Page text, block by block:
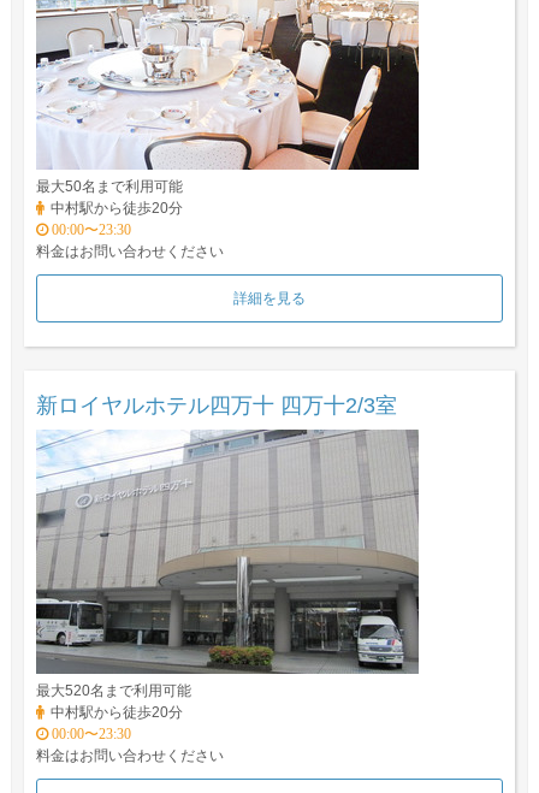
最大50名まで利用可能
中村駅から徒歩20分
00:00〜23:30
料金はお問い合わせください
詳細を見る
新ロイヤルホテル四万十 四万十2/3室
最大520名まで利用可能
中村駅から徒歩20分
00:00〜23:30
料金はお問い合わせください